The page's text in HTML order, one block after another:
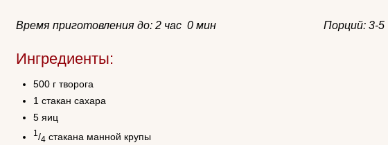
Время приготовления до: 2 час 0 мин Порций: 3-
Ингредиенты:
500 г творога
1 стакан сахара
5 яиц
1 /4 стакана манной крупы